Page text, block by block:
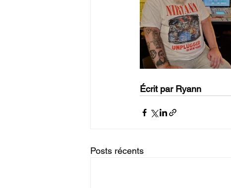
Écrit par Ryann
Posts récents